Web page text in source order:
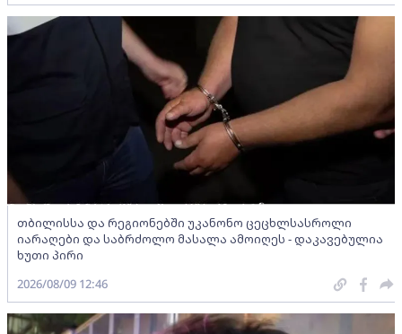
თბილისსა და რეგიონებში უკანონო ცეცხლსასროლი
იარაღები და საბრძოლო მასალა ამოიღეს - დაკავებულია
ხუთი პირი
2026/08/09 12:46